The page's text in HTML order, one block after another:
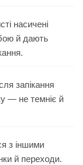
насичені
й дають
запікання
— не темніє й
з іншими
й переходи.